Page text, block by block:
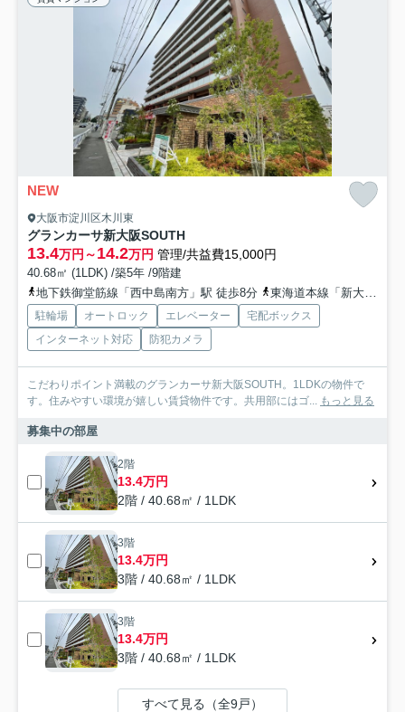
NEW
大阪市淀川区木川東
グランカーサ新大阪SOUTH
13.4万円～14.2万円 管理/共益費15,000円
40.68㎡ (1LDK) /築5年 /9階建
地下鉄御堂筋線「西中島南方」駅 徒歩8分
東海道本線「新大阪」駅 徒歩12分
駐輪場 オートロック エレベーター
宅配ボックス
インターネット対応
防犯カメラ
こだわりポイント満載のグランカーサ新大阪SOUTH。1LDKの物件で
す。住みやすい環境が嬉しい賃貸物件です。共用部にはゴ...
もっと見る
募集中の部屋
2階
13.4万円
2階 / 40.68㎡ / 1LDK
3階
13.4万円
3階 / 40.68㎡ / 1LDK
3階
13.4万円
3階 / 40.68㎡ / 1LDK
すべて見る（全9戸）